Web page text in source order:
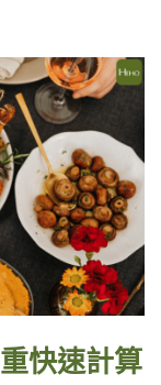
快速計算